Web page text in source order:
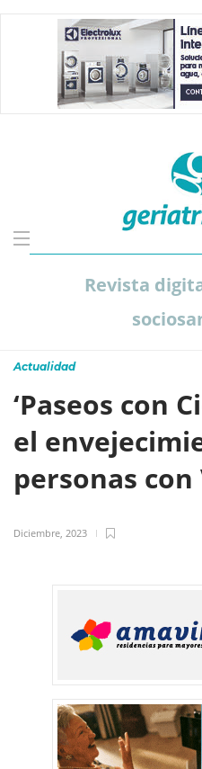
Revista
Actualidad
‘Paseos con
el
personas con
Diciembre, 2023